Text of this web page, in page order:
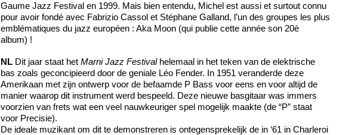
Gaume Jazz Festival en 1999. Mais bien entendu, Michel est aussi et surtout connu
pour avoir fondé avec Fabrizio Cassol et Stéphane Galland, l’un des groupes les plus
emblématiques du jazz européen : Aka Moon (qui publie cette année son 20è
album) !
NL Dit jaar staat het Marni Jazz Festival helemaal in het teken van de elektrische
bas zoals geconcipieerd door de geniale Léo Fender. In 1951 veranderde deze
Amerikaan met zijn ontwerp voor de befaamde P Bass voor eens en voor altijd de
manier waarop dit instrument werd bespeeld. Deze nieuwe basgitaar was immers
voorzien van frets wat een veel nauwkeuriger spel mogelijk maakte (de “P” staat
voor Precisie).
De ideale muzikant om dit te demonstreren is ontegensprekelijk de in ‘61 in Charleroi